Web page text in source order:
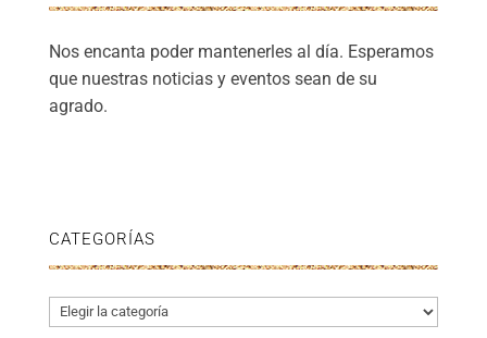
Nos encanta poder mantenerles al día. Esperamos
que nuestras noticias y eventos sean de su
agrado.
CATEGORÍAS
Categorías